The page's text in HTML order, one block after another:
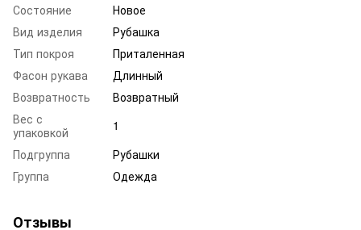
Состояние
Новое
Вид изделия
Рубашка
Тип покроя
Приталенная
Фасон рукава
Длинный
Возвратность
Возвратный
Вес с
упаковкой
1
Подгруппа
Рубашки
Группа
Одежда
Отзывы